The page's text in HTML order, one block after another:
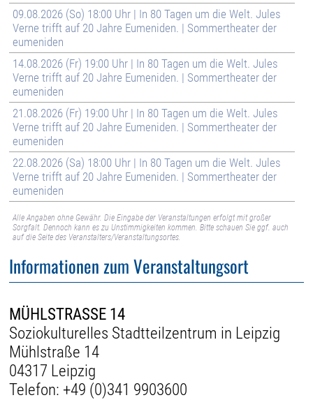
09.08.2026 (So) 18:00 Uhr | In 80 Tagen um die Welt. Jules
Verne trifft auf 20 Jahre Eumeniden. | Sommertheater der
eumeniden
14.08.2026 (Fr) 19:00 Uhr | In 80 Tagen um die Welt. Jules
Verne trifft auf 20 Jahre Eumeniden. | Sommertheater der
eumeniden
21.08.2026 (Fr) 19:00 Uhr | In 80 Tagen um die Welt. Jules
Verne trifft auf 20 Jahre Eumeniden. | Sommertheater der
eumeniden
22.08.2026 (Sa) 18:00 Uhr | In 80 Tagen um die Welt. Jules
Verne trifft auf 20 Jahre Eumeniden. | Sommertheater der
eumeniden
Alle Angaben ohne Gewähr. Die Eingabe der Veranstaltungen erfolgt mit großer
Sorgfalt. Dennoch kann es zu Unstimmigkeiten kommen. Bitte schauen Sie ggf. auch
auf die Seite des Veranstalters/Veranstaltungsortes.
Informationen zum Veranstaltungsort
MÜHLSTRASSE 14
Soziokulturelles Stadtteilzentrum in Leipzig
Mühlstraße 14
04317 Leipzig
Telefon: +49 (0)341 9903600